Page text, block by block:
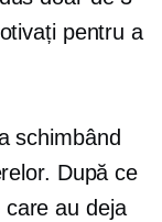
pentru a
schimbând
După ce
au deja